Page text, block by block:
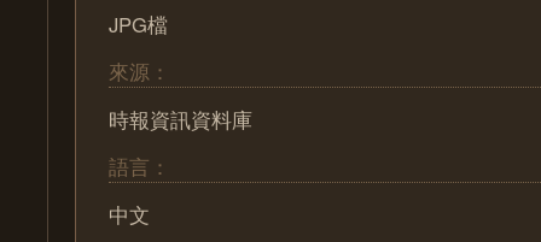
JPG檔
來源：
時報資訊資料庫
語言：
中文